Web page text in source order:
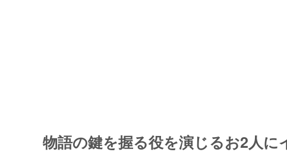
物語の鍵を握る役を演じるお2人に